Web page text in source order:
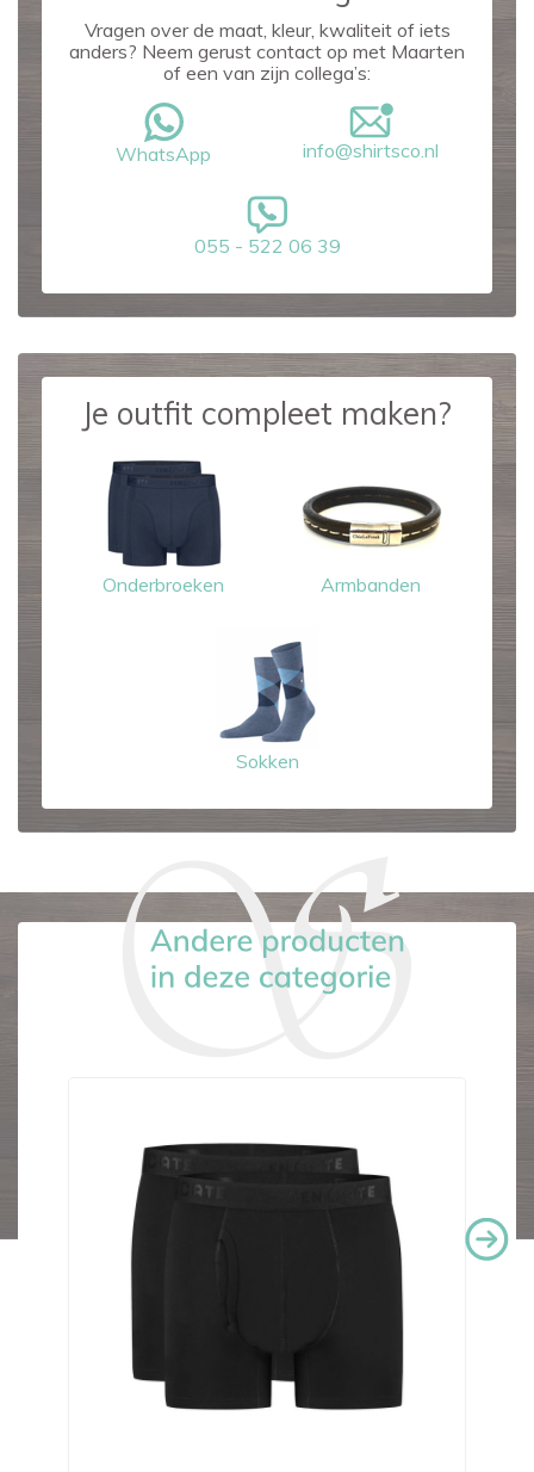
Vragen over de maat, kleur, kwaliteit of iets
anders? Neem gerust contact op met Maarten
of een van zijn collega’s:
WhatsApp info@shirtsco.nl
055 - 522 06 39
Je outfit compleet maken?
Onderbroeken Armbanden
Sokken